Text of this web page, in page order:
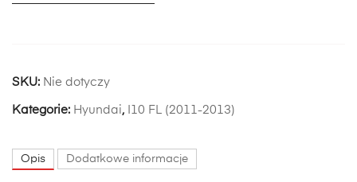
SKU: Nie dotyczy
Kategorie: Hyundai, I10 FL (2011-2013)
Opis Dodatkowe informacje